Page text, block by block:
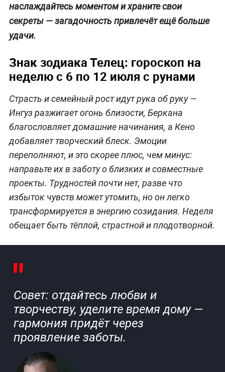
наслаждайтесь моментом и храните свои
секреты — загадочность привлечёт ещё больше
удачи.
Знак зодиака Телец: гороскоп на
неделю с 6 по 12 июля с рунами
Страсть и семейный рост идут рука об руку —
Ингуз разжигает огонь близости, Беркана
благословляет домашние начинания, а Кено
добавляет творческий блеск. Эмоции
переполняют, и это скорее плюс, чем минус:
направьте их в заботу о близких и совместные
проекты. Трудностей почти нет, разве что
избыток чувств может утомить, но он легко
трансформируется в энергию созидания. Неделя
обещает быть тёплой, страстной и плодотворной.
Совет: отдайтесь любви и
творчеству, уделите время дому —
гармония придёт через
проявление заботы.